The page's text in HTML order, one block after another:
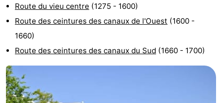
Route du vieu centre (1275 - 1600)
Route des ceintures des canaux de l'Ouest (1600 -
1660)
Route des ceintures des canaux du Sud (1660 - 1700)